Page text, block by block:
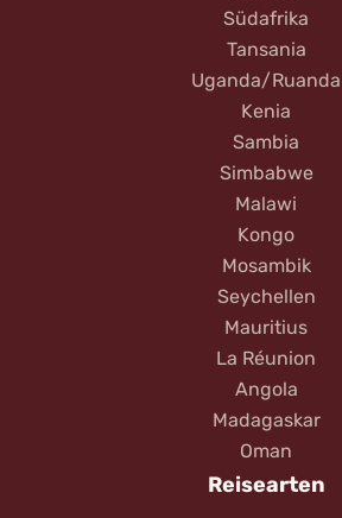
Südafrika
Tansania
Uganda/Ruanda
Kenia
Sambia
Simbabwe
Malawi
Kongo
Mosambik
Seychellen
Mauritius
La Réunion
Angola
Madagaskar
Oman
Reisearten